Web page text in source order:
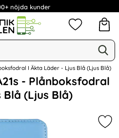
nöjda kunder
Mina
I Äkta Läder - Ljus Blå (Ljus Blå)
- Plånboksfodral
(Ljus Blå)